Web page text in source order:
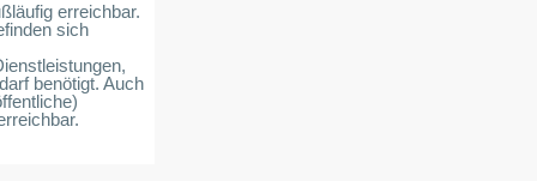
erreichbar.
sich
benötigt. Auch